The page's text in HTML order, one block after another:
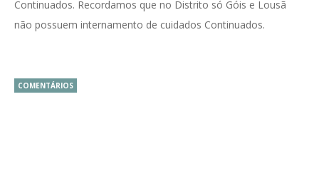
Continuados. Recordamos que no Distrito só Góis e Lousã
não possuem internamento de cuidados Continuados.
COMENTÁRIOS